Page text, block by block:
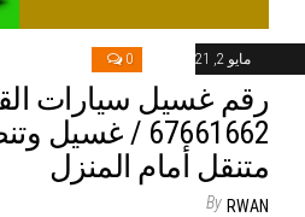
مايو 2, 2021 0
رقم غسيل سيارات
67661662 /
متنقل أمام المنزل
By RWAN